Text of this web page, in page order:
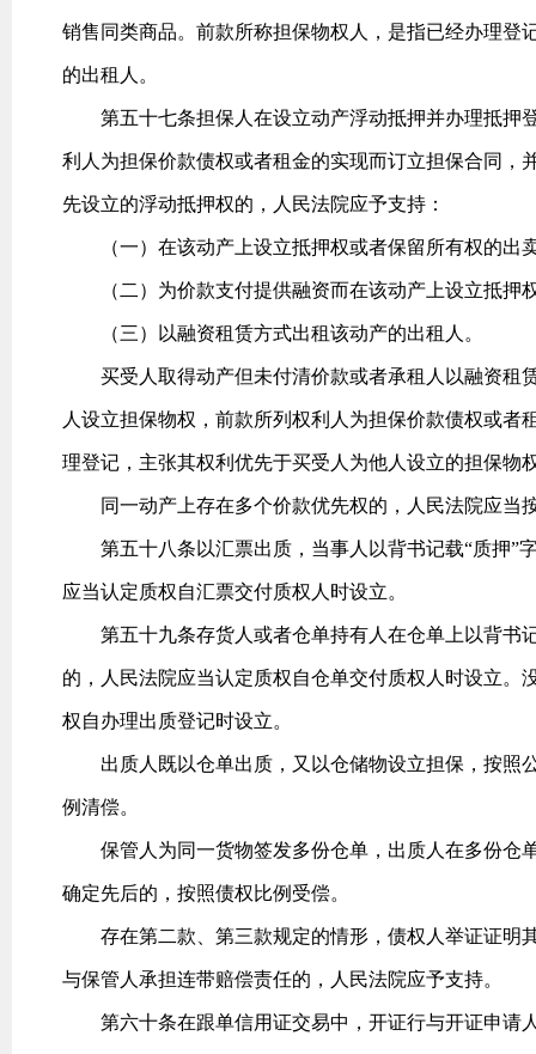
销售同类商品。前款所称担保物权人，是指已经办理登
的出租人。
第五十七条担保人在设立动产浮动抵押并办理抵押
利人为担保价款债权或者租金的实现而订立担保合同，
先设立的浮动抵押权的，人民法院应予支持：
（一）在该动产上设立抵押权或者保留所有权的出
（二）为价款支付提供融资而在该动产上设立抵押
（三）以融资租赁方式出租该动产的出租人。
买受人取得动产但未付清价款或者承租人以融资租
人设立担保物权，前款所列权利人为担保价款债权或
理登记，主张其权利优先于买受人为他人设立的担保物
同一动产上存在多个价款优先权的，人民法院应当
第五十八条以汇票出质，当事人以背书记载“质押”
应当认定质权自汇票交付质权人时设立。
第五十九条存货人或者仓单持有人在仓单上以背书
的，人民法院应当认定质权自仓单交付质权人时设立
权自办理出质登记时设立。
出质人既以仓单出质，又以仓储物设立担保，按照
例清偿。
保管人为同一货物签发多份仓单，出质人在多份仓
确定先后的，按照债权比例受偿。
存在第二款、第三款规定的情形，债权人举证证明
与保管人承担连带赔偿责任的，人民法院应予支持。
第六十条在跟单信用证交易中，开证行与开证申请